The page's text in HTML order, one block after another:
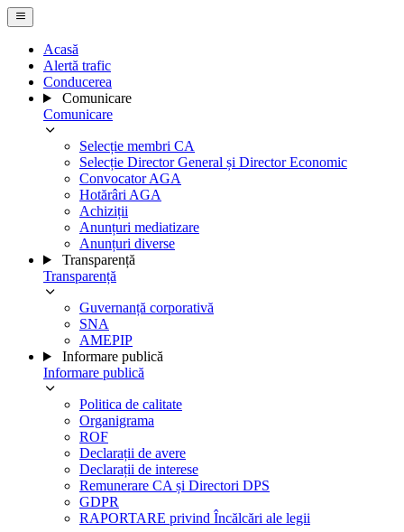
Acasă
Alertă trafic
Conducerea
Comunicare
Comunicare
Selecție membri CA
Selecție Director General și Director Economic
Convocator AGA
Hotărâri AGA
Achiziții
Anunțuri mediatizare
Anunțuri diverse
Transparență
Transparență
Guvernanță corporativă
SNA
AMEPIP
Informare publică
Informare publică
Politica de calitate
Organigrama
ROF
Declarații de avere
Declarații de interese
Remunerare CA și Directori DPS
GDPR
RAPORTARE privind Încălcări ale legii